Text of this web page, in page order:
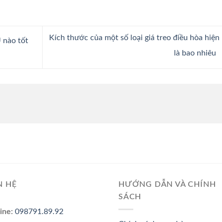
nào tốt
Kích thước của một số loại giá treo điều hòa hiện
là bao nhiêu
HỆ
098791.89.92
HƯỚNG DẪN VÀ CHÍNH
SÁCH